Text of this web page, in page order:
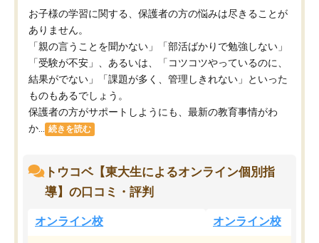
お子様の学習に関する、保護者の方の悩みは尽きることが
ありません。
「親の言うことを聞かない」「部活ばかりで勉強しない」
「受験が不安」、あるいは、「コツコツやっているのに、
結果がでない」「課題が多く、管理しきれない」といった
ものもあるでしょう。
保護者の方がサポートしようにも、最新の教育事情がわ
か...
続きを読む
トウコベ【東大生によるオンライン個別指
導】の口コミ・評判
オンライン校 オンライン校